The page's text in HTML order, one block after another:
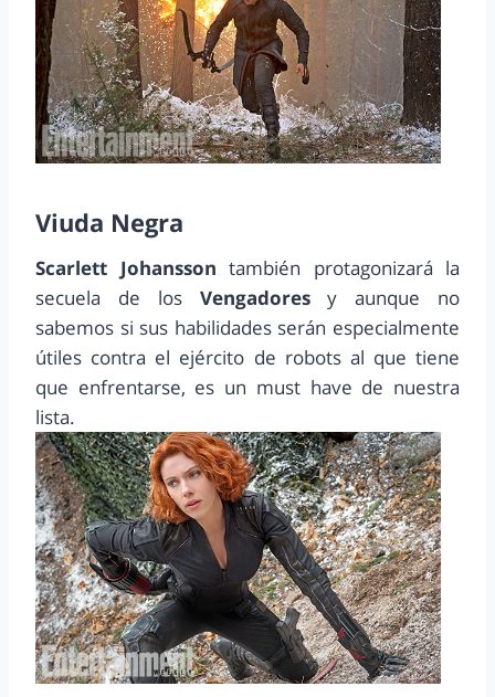
Viuda Negra
Scarlett Johansson también protagonizará la
secuela de los Vengadoresy aunque no
sabemos si sus habilidades serán especialmente
útiles contra el ejército de robots al que tiene
que enfrentarse, es un must have de nuestra
lista.